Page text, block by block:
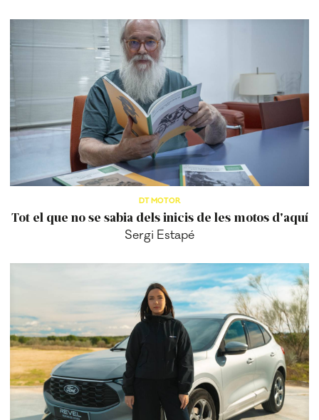
DT MOTOR
Tot el que no se sabia dels inicis de les motos d'aquí
Sergi Estapé